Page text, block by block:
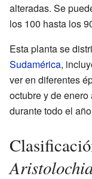
alteradas. Se
los 100 hasta los
Esta planta se
Sudamérica,
ver en diferentes
octubre y de enero
durante todo el